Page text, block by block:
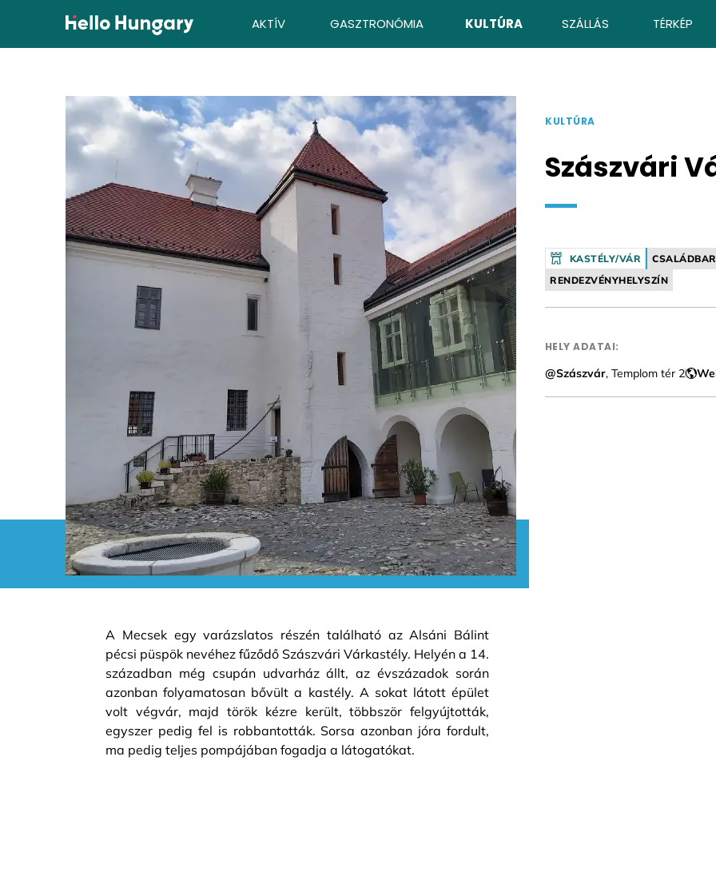
Ugrás a tartalomhoz AKTÍV GASZTRONÓMIA KULTÚRA SZÁLLÁS TÉRKÉP
KULTÚRA
Szászvári
KASTÉLY/VÁR
RENDEZVÉNYHELYSZÍN
HELY ADATAI:
@Szászvár, Templom tér 2
A Mecsek egy varázslatos részén található az Alsáni Bálint
pécsi püspök nevéhez fűződő Szászvári Várkastély. Helyén a 14.
században még csupán udvarház állt, az évszázadok során
azonban folyamatosan bővült a kastély. A sokat látott épület
volt végvár, majd török kézre került, többször felgyújtották,
egyszer pedig fel is robbantották. Sorsa azonban jóra fordult,
ma pedig teljes pompájában fogadja a látogatókat.